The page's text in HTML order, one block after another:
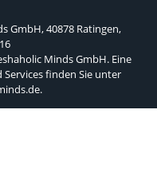
GmbH, 40878 Ratingen,
Minds GmbH. Eine
finden Sie unter
.